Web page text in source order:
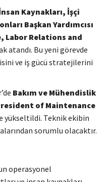
Kaynakları, İşçi
Başkan Yardımcısı
Labor Relations and
atandı. Bu yeni görevde
ve iş gücü stratejilerini
Bakım ve Mühendislik
of Maintenance
yükseltildi. Teknik ekibin
sorumlu olacaktır.
operasyonel